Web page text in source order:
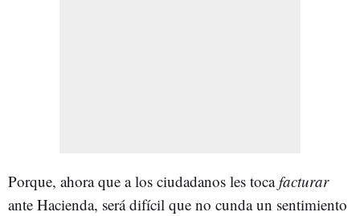
Porque, ahora que a los ciudadanos les tocafacturar
ante Hacienda, será difícil que no cunda un sentimiento